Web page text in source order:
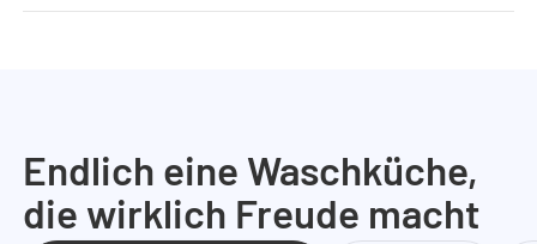
Endlich eine Waschküche,
die wirklich Freude macht